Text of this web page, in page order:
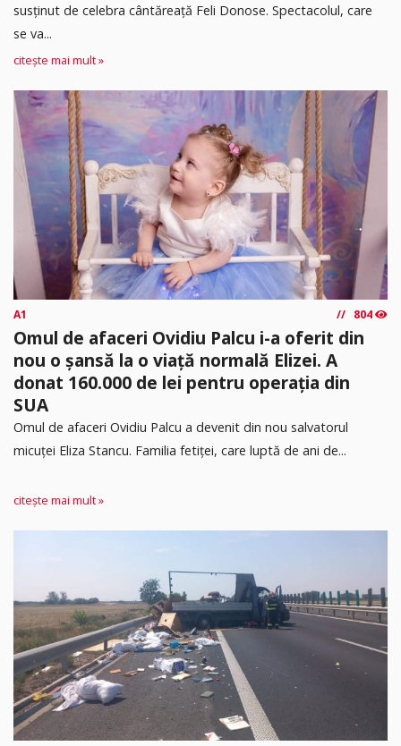
susținut de celebra cântăreață Feli Donose. Spectacolul, care
se va...
citește mai mult »
A1 804
Omul de afaceri Ovidiu Palcu i-a oferit din
nou o șansă la o viață normală Elizei. A
donat 160.000 de lei pentru operația din
SUA
Omul de afaceri Ovidiu Palcu a devenit din nou salvatorul
micuței Eliza Stancu. Familia fetiței, care luptă de ani de...
citește mai mult »